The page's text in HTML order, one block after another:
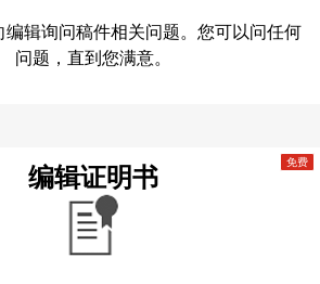
辑询问稿件相关问题。您可以问任何
问题，直到您满意。
编辑证明书